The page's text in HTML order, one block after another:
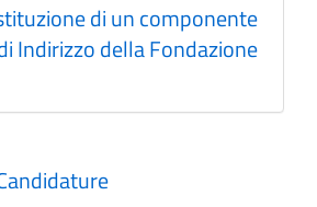
di un componente
Indirizzo della Fondazione